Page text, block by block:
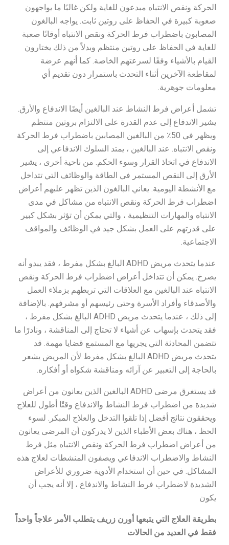
الحركة ونقص الانتباه مبدعون للغاية ولكن غالبًا ما يواجهون
صعوبة كبيرة في الحفاظ على روتين ثابت. يواجه البالغون
المصابون باضطراب فرط الحركة ونقص الانتباه أوقاتًا صعبة
للغاية في الحفاظ على روتين منتظم وبدلاً من ذلك يختارون
القيام بالأشياء وفقًا لسرعتهم الخاصة. كما أنهم عرضة
لمقاطعة الآخرين أثناء التحدث باستمرار دون تقديم أي
معلومات جوهرية.
تشمل أعراض فرط النشاط عند البالغين أيضًا الاندفاع والأرق.
يشير الاندفاع إلى عدم القدرة على الالتزام بروتين منتظم
ويظهر في 50٪ من البالغين المصابين باضطراب فرط الحركة
ونقص الانتباه. عند البالغين ، يمتد السلوك الاندفاعي إلى
الاندفاع في اتخاذ القرار وسوء الحكم. من ناحية أخرى ، يشير
الأرق إلى النقص المستمر في الطاقة والوظائف التي تتداخل
مع الأنشطة اليومية. يعاني البالغون الذين تظهر عليهم أعراض
اضطراب فرط الحركة ونقص الانتباه من مشاكل في مدى
الانتباه والمهارات التنظيمية ، والتي يمكن أن تؤثر بشكل كبير
على قدرتهم على العمل بشكل جيد في الوظائف والمواقف
الاجتماعية.
عندما يتحدث مريض ADHD البالغ بشكل مفرط ، فقد يبدو أنه
يصرخ. يمكن أن تتداخل أعراض اضطراب فرط الحركة ونقص
الانتباه عند البالغين مع العلاقات التي تربطهم بزملاء العمل
والأصدقاء وأفراد الأسرة وحتى رئيسهم أو مشرفهم. بالإضافة
إلى ذلك ، عندما يتحدث مريض ADHD البالغ بشكل مفرط ،
فقد يتحدث بإسهاب عن أشياء لا تحتاج إلى المناقشة ، ونادرًا ما
تتضمن المحادثة التي يجريها مع المستمع قضايا مهمة. قد
يتحدث مريض ADHD البالغ بشكل مفرط لأن المريض يشعر
بالحاجة إلى التعبير عن آرائه ومناقشة شكواه أو أفكاره.
قد يستغرق مرضى ADHD البالغين الذين يعانون من أعراض
شديدة من اضطراب فرط النشاط والاندفاع وقتًا أطول للعلاج
ويحققون نتائج أفضل إذا تلقوا التدخل والعلاج المبكر. لسوء
الحظ ، هناك بعض الأطباء الذين لا يدركون أن المرضى يعانون
من أعراض اضطراب فرط الحركة ونقص الانتباه مثل فرط
النشاط والاضطراب الاندفاعي ويصفون المنشطات لعلاج هذه
المشاكل. في حين أن استخدام الأدوية ضروري للأعراض
الشديدة لاضطراب فرط النشاط والاندفاع ، إلا أنه يجب أن
يكون
بطريقة العلاج التي يتبعها أورن زريف يتطلب الأمر علاجاً واحداً
فقط في العديد من الحالات